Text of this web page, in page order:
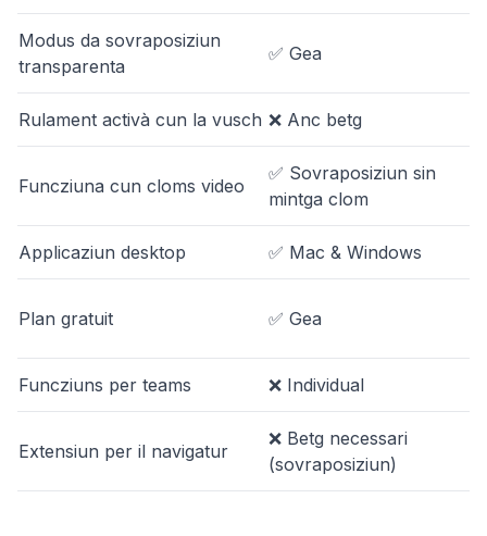
Modus da sovraposiziun
transparenta
✅ Gea
Rulament activà cun la vusch ❌ Anc betg
Funcziuna cun cloms video
✅ Sovraposiziun sin
mintga clom
Applicaziun desktop ✅ Mac & Windows
Plan gratuit ✅ Gea
Funcziuns per teams ❌ Individual
Extensiun per il navigatur
❌ Betg necessari
(sovraposiziun)